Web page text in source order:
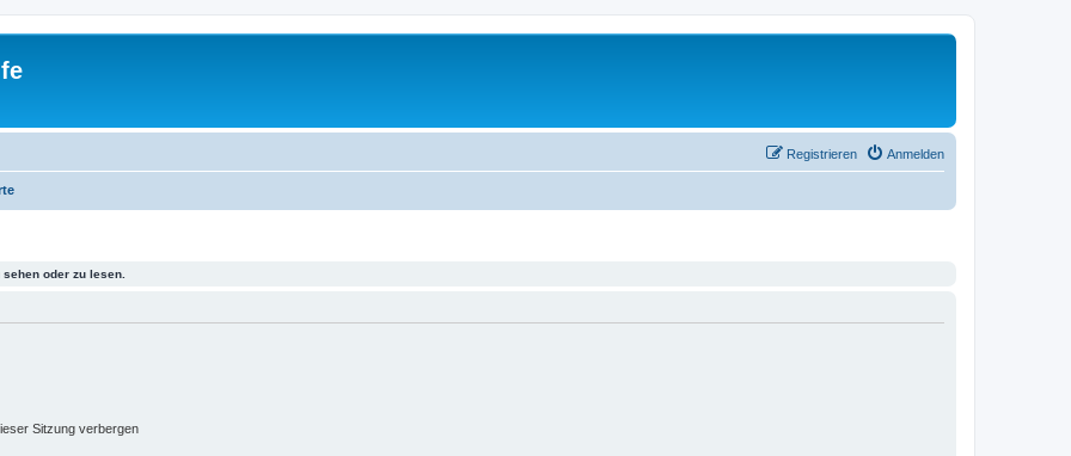
Anmelden
Registrieren
oder zu lesen.
Sitzung verbergen